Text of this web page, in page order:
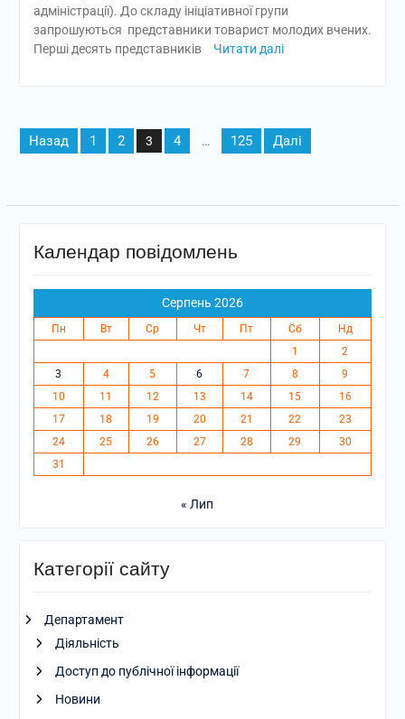
адміністрації). До складу ініціативної групи
запрошуються представники товарист молодих вчених.
Перші десять представників
Читати далі
Пагінація
записів
Назад 1 2 3 4 … 125 Далі
Календар повідомлень
Серпень 2026
Пн Вт Ср Чт Пт Сб
Нд
1
2
3
4 5 6 7 8
9
10
11 12 13 14 15
16
17
18 19 20 21 22
23
24
25 26 27 28 29
30
31
« Лип
Категорії сайту
Департамент
Діяльність
Доступ до публічної інформації
Новини